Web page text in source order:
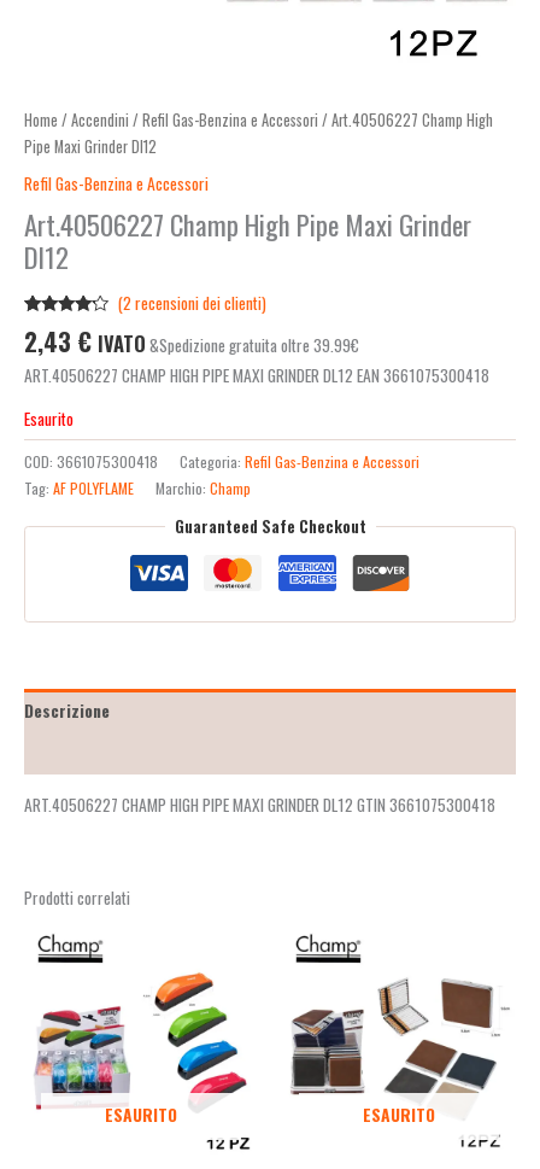
Home / Accendini / Refil Gas-Benzina e Accessori / Art.40506227 Champ High
Pipe Maxi Grinder Dl12
Refil Gas-Benzina e Accessori
Art.40506227 Champ High Pipe Maxi Grinder
Dl12
4.00 su
5 su
base di
(2 recensioni dei clienti)
2,43 € IVATO &Spedizione gratuita oltre 39.99€
ART.40506227 CHAMP HIGH PIPE MAXI GRINDER DL12 EAN 3661075300418
Esaurito
COD: 3661075300418 Categoria: Refil Gas-Benzina e Accessori
Tag: AF POLYFLAME Marchio: Champ
Guaranteed Safe Checkout
Descrizione
ART.40506227 CHAMP HIGH PIPE MAXI GRINDER DL12 GTIN 3661075300418
Prodotti correlati
ESAURITO ESAURITO